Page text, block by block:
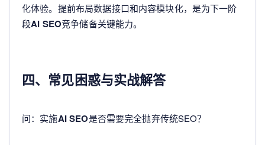
化体验。提前布局数据接口和内容模块化，是为下一阶
段AI SEO竞争储备关键能力。
四、常见困惑与实战解答
问：实施AI SEO是否需要完全抛弃传统SEO？